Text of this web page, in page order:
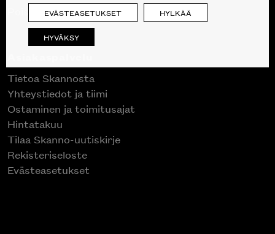
Poistuvat mallikappaleet
Tietoa Skannosta
Yhteystiedot ja tiimi
Ostaminen ja toimitusajat
Hintatakuu
Tilaa Skanno-uutiskirje
Rekisteriseloste
Evästeasetukset
EVÄSTEASETUKSET HYLKÄÄ
HYVÄKSY